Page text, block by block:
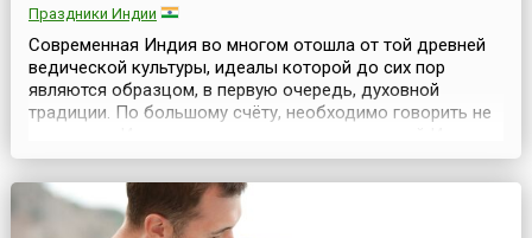
Праздники Индии
Современная Индия во многом отошла от той древней
ведической культуры, идеалы которой до сих пор
являются образцом, в первую очередь, духовной
традиции. По большому счёту, необходимо говорить не
о культуре отношений, остатки которой можно
обнаружить при изучении древних культур. Что же
находится в основании древнейшей традиции
празднования...